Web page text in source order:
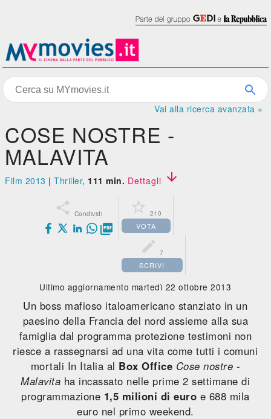
Vai alla ricerca avanzata »
COSE NOSTRE -
MALAVITA
Film 2013 |Thriller, 111 min. Dettagli 
 Condividi

 210
VOTA
 7
SCRIVI
Ultimo aggiornamento martedì 22 ottobre 2013
Un boss mafioso italoamericano stanziato in un
paesino della Francia del nord assieme alla sua
famiglia dal programma protezione testimoni non
riesce a rassegnarsi ad una vita come tutti i comuni
mortali In Italia al Box Office Cose nostre -
Malavita ha incassato nelle prime 2 settimane di
programmazione 1,5 milioni di euro e 688 mila
euro nel primo weekend.